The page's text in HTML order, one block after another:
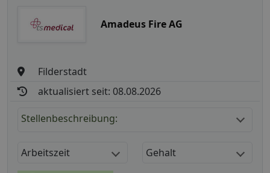
Amadeus Fire AG
Filderstadt
aktualisiert seit: 08.08.2026
Stellenbeschreibung:
Arbeitszeit Gehalt